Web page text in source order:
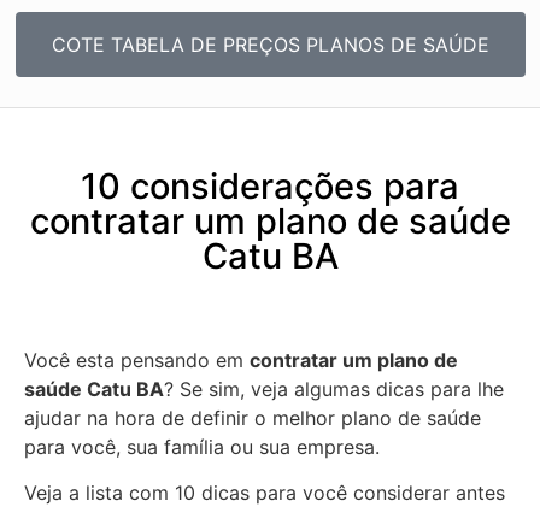
COTE TABELA DE PREÇOS PLANOS DE SAÚDE
10 considerações para
contratar um plano de saúde
Catu BA
Você esta pensando em contratar um plano de
saúde Catu BA? Se sim, veja algumas dicas para lhe
ajudar na hora de definir o melhor plano de saúde
para você, sua família ou sua empresa.
Veja a lista com 10 dicas para você considerar antes